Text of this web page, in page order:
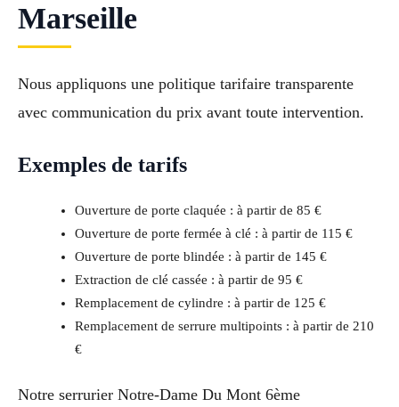
Marseille
Nous appliquons une politique tarifaire transparente
avec communication du prix avant toute intervention.
Exemples de tarifs
Ouverture de porte claquée : à partir de 85 €
Ouverture de porte fermée à clé : à partir de 115 €
Ouverture de porte blindée : à partir de 145 €
Extraction de clé cassée : à partir de 95 €
Remplacement de cylindre : à partir de 125 €
Remplacement de serrure multipoints : à partir de 210
€
Notre serrurier Notre-Dame Du Mont 6ème